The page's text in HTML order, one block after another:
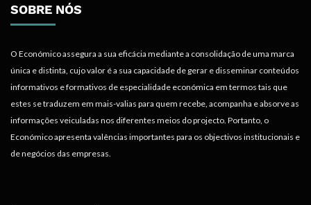
SOBRE NÓS
O Económico assegura a sua eficácia mediante a consolidação de uma marca
única e distinta, cujo valor é a sua capacidade de gerar e disseminar conteúdos
informativos e formativos de especialidade económica em termos tais que
estes se traduzem em mais-valias para quem recebe, acompanha e absorve as
informações veiculadas nos diferentes meios do projecto. Portanto, o
Económico apresenta valências importantes para os objectivos institucionais e
de negócios das empresas.